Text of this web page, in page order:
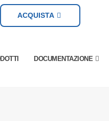
ACQUISTA
DOCUMENTAZIONE